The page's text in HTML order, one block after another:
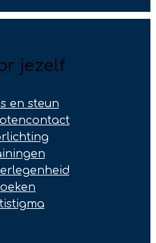
jezelf
en steun